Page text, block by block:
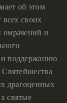
об этом
всех своих
омрачений и
и поддержанию
Святейшества
драгоценных
святые